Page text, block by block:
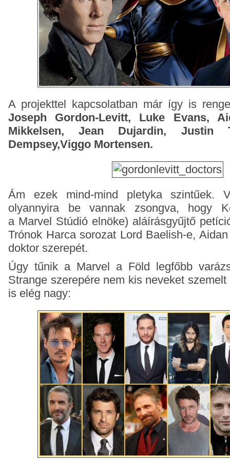
A projekttel kapcsolatban már így is
Joseph Gordon-Levitt, Luke Evans,
Mikkelsen, Jean Dujardin, Justin
Dempsey,Viggo Mortensen.
Ám ezek mind-mind pletyka szintűek.
olyannyira be vannak zsongva, hogy
aMarvel Stúdió elnöke) aláírásgyűjtő
Trónok Harca sorozat Lord Baelish-e,
doktor szerepét.
Úgy tűnik a Marvel a Föld legfőbb
Strange szerepére nem kis neveket
is elég nagy: